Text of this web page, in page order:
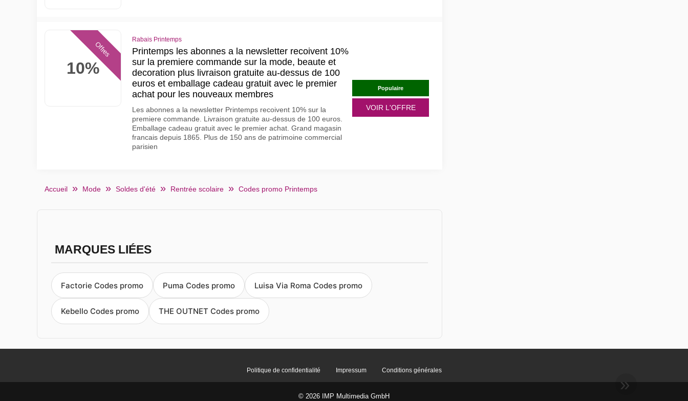
10%
Offres
Rabais Printemps
Printemps les abonnes a la newsletter recoivent 10%
sur la premiere commande sur la mode, beaute et
decoration plus livraison gratuite au-dessus de 100
euros et emballage cadeau gratuit avec le premier
achat pour les nouveaux membres
Les abonnes a la newsletter Printemps recoivent 10% sur la
premiere commande. Livraison gratuite au-dessus de 100 euros.
Emballage cadeau gratuit avec le premier achat. Grand magasin
francais depuis 1865. Plus de 150 ans de patrimoine commercial
parisien
Populaire
VOIR L'OFFRE
Accueil Mode Soldes d'été Rentrée scolaire Codes promo Printemps
MARQUES LIÉES
Factorie Codes promo Puma Codes promo Luisa Via Roma Codes promo
Kebello Codes promo THE OUTNET Codes promo
Politique de confidentialité Impressum Conditions générales
© 2026 IMP Multimedia GmbH